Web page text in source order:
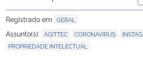
Registrado em GERAL
Assunto(s): AGITTEC CORONAVIRUS
PROPRIEDADE INTELECTUAL